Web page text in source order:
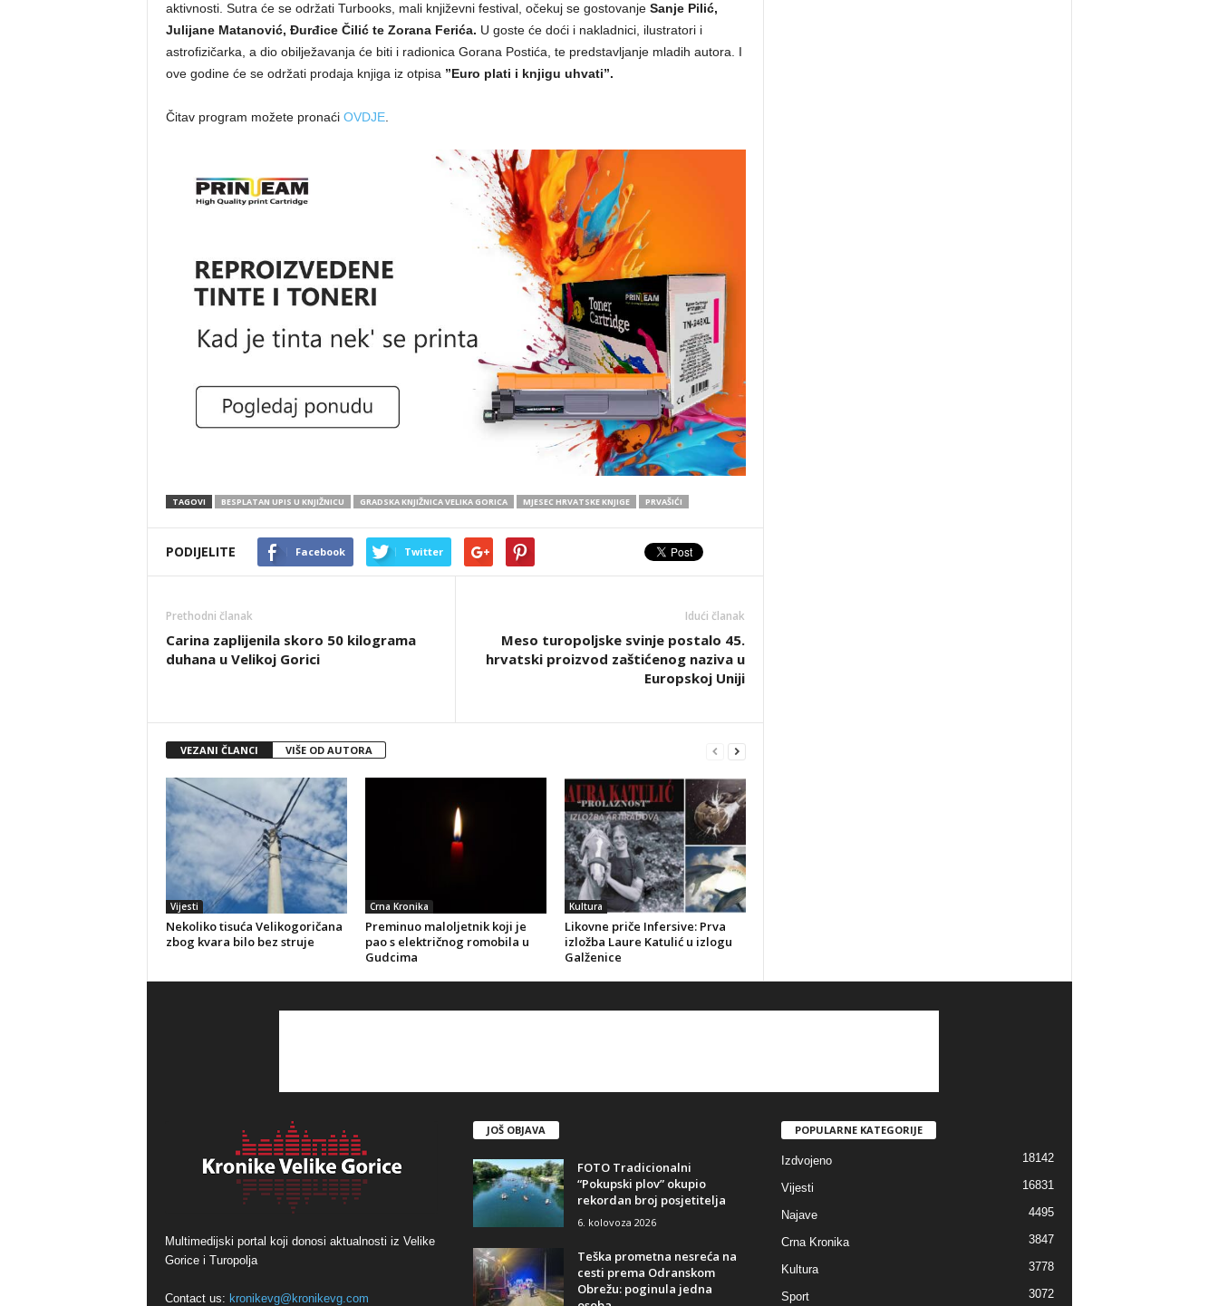
aktivnosti. Sutra će se održati Turbooks, mali književni festival, očekuj se gostovanje Sanje Pilić,
Julijane Matanović, Đurđice Čilić te Zorana Ferića. U goste će doći i nakladnici, ilustratori i
astrofizičarka, a dio obilježavanja će biti i radionica Gorana Postića, te predstavljanje mladih autora. I
ove godine će se održati prodaja knjiga iz otpisa ”Euro plati i knjigu uhvati”.
Čitav program možete pronaći OVDJE.
TAGOVI BESPLATAN UPIS U KNJIŽNICU GRADSKA KNJIŽNICA VELIKA GORICA MJESEC HRVATSKE KNJIGE PRVAŠIĆI
PODIJELITE Facebook Twitter
Prethodni članak
Carina zaplijenila skoro 50 kilograma
duhana u Velikoj Gorici
Idući članak
Meso turopoljske svinje postalo 45.
hrvatski proizvod zaštićenog naziva u
Europskoj Uniji
VEZANI ČLANCI VIŠE OD AUTORA
Vijesti
Nekoliko tisuća Velikogoričana
zbog kvara bilo bez struje
Crna Kronika
Preminuo maloljetnik koji je
pao s električnog romobila u
Gudcima
Kultura
Likovne priče Infersive: Prva
izložba Laure Katulić u izlogu
Galženice
Multimedijski portal koji donosi aktualnosti iz Velike
Gorice i Turopolja
Contact us: kronikevg@kronikevg.com
JOŠ OBJAVA
FOTO Tradicionalni
“Pokupski plov” okupio
rekordan broj posjetitelja
6. kolovoza 2026
Teška prometna nesreća na
cesti prema Odranskom
Obrežu: poginula jedna
POPULARNE KATEGORIJE
Izdvojeno 18142
Vijesti 16831
Najave 4495
Crna Kronika 3847
Kultura 3778
Sport 3072